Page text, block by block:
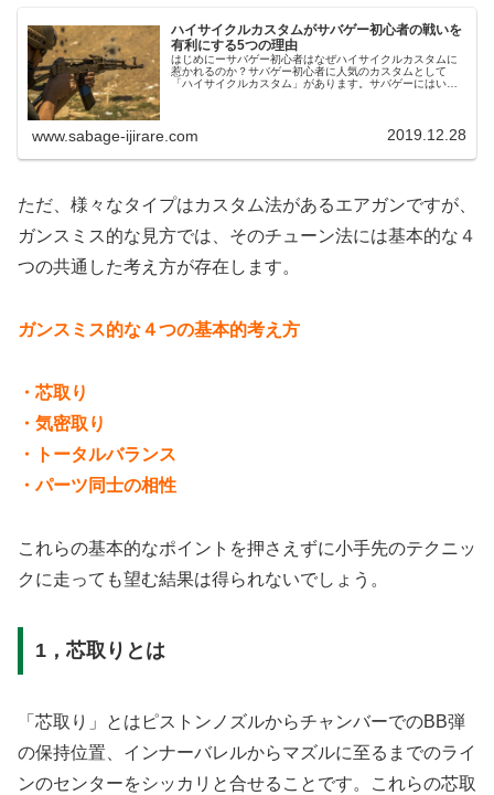
ハイサイクルカスタムがサバゲー初心者の戦いを
有利にする5つの理由
はじめにーサバゲー初心者はなぜハイサイクルカスタムに
惹かれるのか？サバゲー初心者に人気のカスタムとして
「ハイサイクルカスタム」があります。サバゲーにはいろ
www.sabage-ijirare.com 2019.12.28
ただ、様々なタイプはカスタム法があるエアガンですが、
ガンスミス的な見方では、そのチューン法には基本的な４
つの共通した考え方が存在します。
ガンスミス的な４つの基本的考え方
・芯取り
・気密取り
・トータルバランス
・パーツ同士の相性
これらの基本的なポイントを押さえずに小手先のテクニッ
クに走っても望む結果は得られないでしょう。
1，芯取りとは
「芯取り」とはピストンノズルからチャンバーでのBB弾
の保持位置、インナーバレルからマズルに至るまでのライ
ンのセンターをシッカリと合せることです。これらの芯取